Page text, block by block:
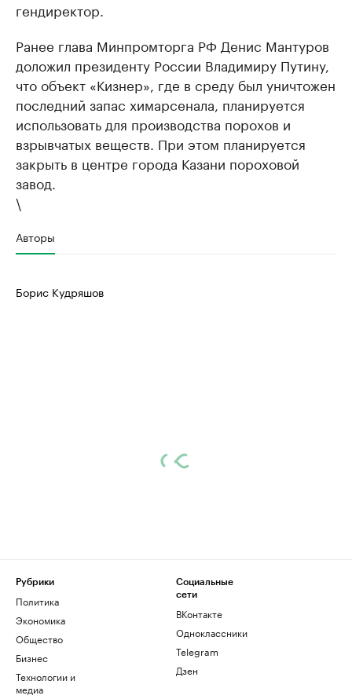
гендиректор.
Ранее глава Минпромторга РФ Денис Мантуров
доложил президенту России Владимиру Путину,
что объект «Кизнер», где в среду был уничтожен
последний запас химарсенала, планируется
использовать для производства порохов и
взрывчатых веществ. При этом планируется
закрыть в центре города Казани пороховой
завод.
\
Авторы
Борис Кудряшов
Рубрики
Политика
Экономика
Общество
Бизнес
Технологии и
медиа
Социальные
сети
ВКонтакте
Одноклассники
Telegram
Дзен